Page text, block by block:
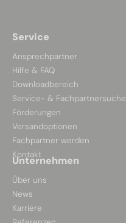
Service
Ansprechpartner
Hilfe & FAQ
Downloadbereich
Service- & Fachpartnersuche
Förderungen
Versandoptionen
Fachpartner werden
Kontakt
Unternehmen
Über uns
News
Karriere